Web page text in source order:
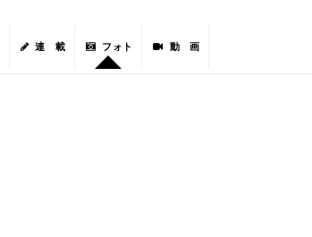
連 載 フォト 動 画